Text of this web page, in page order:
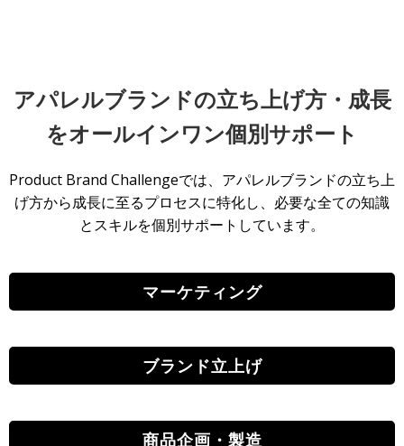
アパレルブランドの立ち上げ方・成長
をオールインワン個別サポート
Product Brand Challengeでは、アパレルブランドの立ち上
げ方から成長に至るプロセスに特化し、必要な全ての知識
とスキルを個別サポートしています。
マーケティング
ブランド立上げ
商品企画・製造